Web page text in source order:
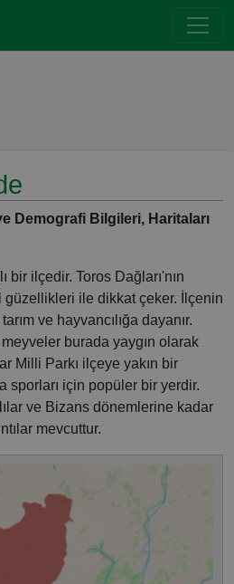
Demografi Bilgileri, Haritaları
bir ilçedir. Toros Dağları'nın
güzellikleri ile dikkat çeker. İlçenin
ve hayvancılığa dayanır.
burada yaygın olarak
Milli Parkı ilçeye yakın bir
sporları için popüler bir yerdir.
ve Bizans dönemlerine kadar
mevcuttur.